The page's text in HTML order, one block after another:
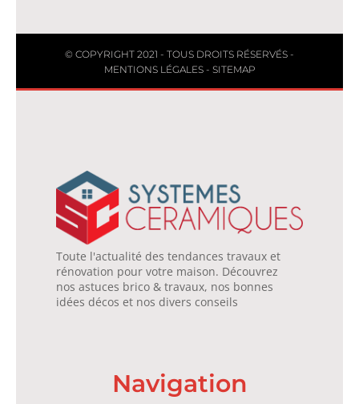
© COPYRIGHT 2021 - TOUS DROITS RÉSERVÉS -
MENTIONS LÉGALES- SITEMAP
Toute l'actualité des tendances travaux et
rénovation pour votre maison. Découvrez
nos astuces brico & travaux, nos bonnes
idées décos et nos divers conseils
Navigation